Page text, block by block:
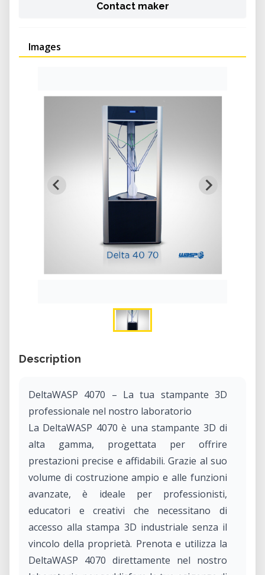
Contact maker
Images
Description
DeltaWASP 4070 – La tua stampante 3D
professionale nel nostro laboratorio
La DeltaWASP 4070 è una stampante 3D di
alta gamma, progettata per offrire
prestazioni precise e affidabili. Grazie al suo
volume di costruzione ampio e alle funzioni
avanzate, è ideale per professionisti,
educatori e creativi che necessitano di
accesso alla stampa 3D industriale senza il
vincolo della proprietà. Prenota e utilizza la
DeltaWASP 4070 direttamente nel nostro